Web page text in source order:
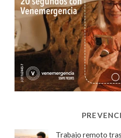
Trabajo remoto